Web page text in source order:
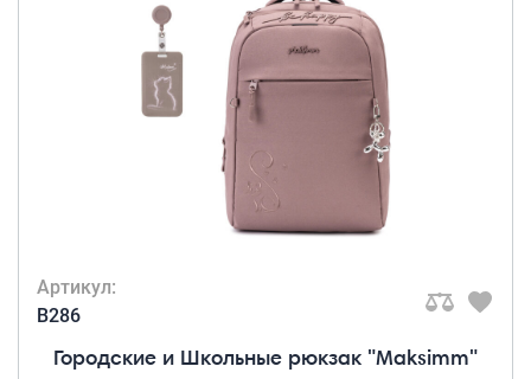
Артикул:
B286
Городские и Школьные рюкзак "Maksimm"